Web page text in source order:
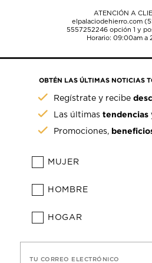
ATENCIÓN A
elpalaciodehierro.com
5557252246opción 1 y
Horario: 09:00am a
OBTÉN LAS ÚLTIMAS NOTICIAS
Regístrate y recibe
Las últimastendencias
Promociones,
MUJER
HOMBRE
HOGAR
TU CORREO ELECTRÓNICO